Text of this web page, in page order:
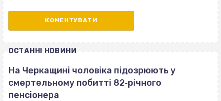
ОСТАННІ НОВИНИ
На Черкащині чоловіка підозрюють у
смертельному побитті 82‐річного
пенсіонера